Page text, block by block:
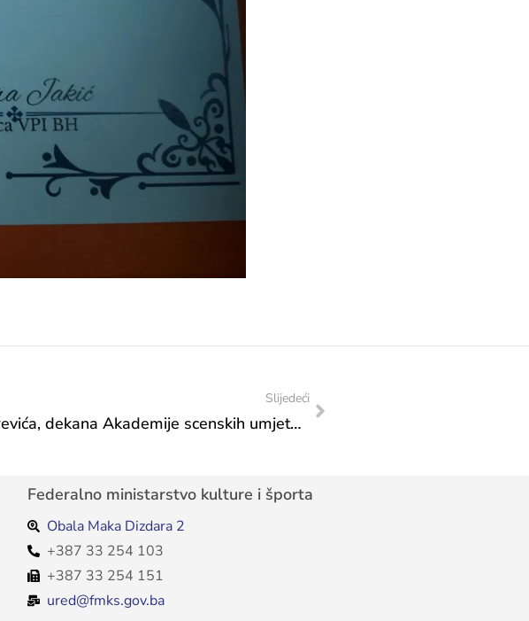
Slijedeći
Posjet Faruka Lončarevića, dekana Akademije scenskih umjetnosti u Sarajevu
Federalno ministarstvo kulture i športa
Obala Maka Dizdara 2
+387 33 254 103
+387 33 254 151
ured@fmks.gov.ba